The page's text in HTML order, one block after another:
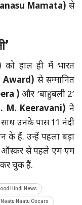
Mamata) से
’
को हाल ही में भारत
Award) से सम्मानित
) और ‘बाहुबली 2’
M. Keeravani) ने
साथ उनके पास 11 नंदी
के हैं. उन्हें पहला बड़ा
ऑस्कर से पहले एम एम
कर चुक हैं.
Hindi News
Naatu Naatu Oscars